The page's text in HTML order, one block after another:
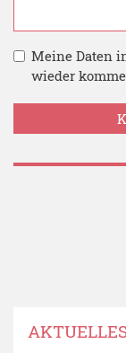
Meine Daten
wieder